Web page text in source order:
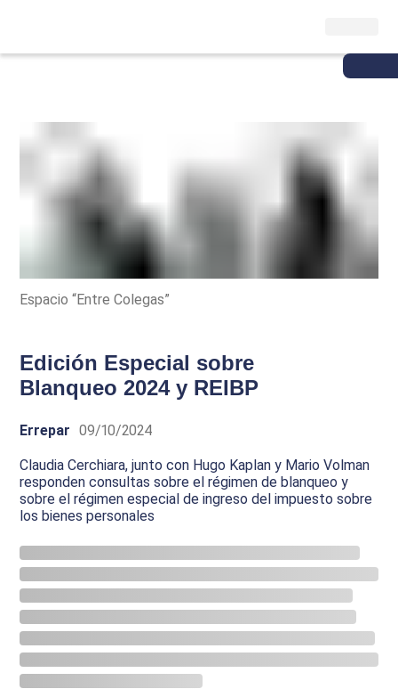
Espacio “Entre Colegas”
Edición Especial sobre
Blanqueo 2024 y REIBP
Errepar 09/10/2024
Claudia Cerchiara, junto con Hugo Kaplan y Mario Volman
responden consultas sobre el régimen de blanqueo y
sobre el régimen especial de ingreso del impuesto sobre
los bienes personales